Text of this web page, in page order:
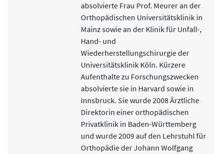
Individuelles Behandlungskonzept, Einzel-Physiotherapie,
funktioneller Ergotherapie, Narbenbehandlung,
Sensibilisierungstherapie, Spiegeltherapie, Erlernen
kompensatorischer Bewegungsabläufe, Anleitung
differenzierter Einzeltherapie, Versorgung und
Überwachung mit Hilfsmitteln, Behandlung funkt.
Störungen im Bereich Schultergürtel,
Schmerzbewältigung, Arbeitsplatz- u.
Wohnraumberatung, eigenständige Lebensführung
(duschen, anziehen, essen, kochen etc.)
absolvierte Frau Prof. Meurer an der
Orthopädischen Universitätsklinik in
Mainz sowie an der Klinik für Unfall-,
Hand- und
Wiederherstellungschirurgie der
Universitätsklinik Köln. Kürzere
Aufenthalte zu Forschungszwecken
absolvierte sie in Harvard sowie in
Innsbruck. Sie wurde 2008 Ärztliche
Direktorin einer orthopädischen
Privatklinik in Baden-Württemberg
und wurde 2009 auf den Lehrstuhl für
Orthopädie der Johann Wolfgang